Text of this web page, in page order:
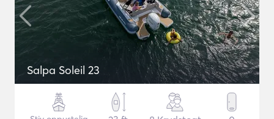
Salpa Soleil 23